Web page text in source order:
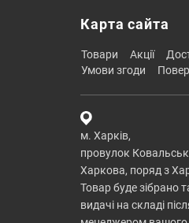
Карта сайта
товари акції
умови згоди
м. Харків,
провулок
Харкова, поряд з
Товар буде зібрано
видачі на складі